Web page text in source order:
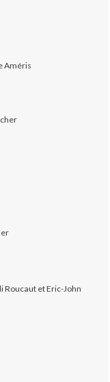
Améris
Roucaut et Eric-John